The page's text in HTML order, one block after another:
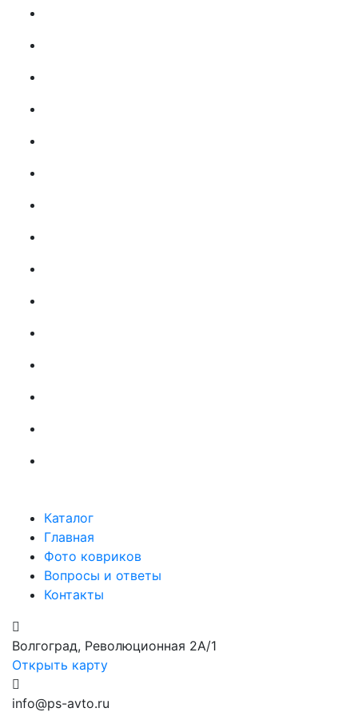
Каталог
Главная
Фото ковриков
Вопросы и ответы
Контакты
Волгоград, Революционная 2А/1
Открыть карту
info@ps-avto.ru